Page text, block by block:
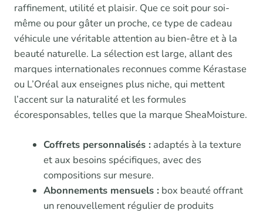
raffinement, utilité et plaisir. Que ce soit pour soi-
même ou pour gâter un proche, ce type de cadeau
véhicule une véritable attention au bien-être et à la
beauté naturelle. La sélection est large, allant des
marques internationales reconnues comme Kérastase
ou L’Oréal aux enseignes plus niche, qui mettent
l’accent sur la naturalité et les formules
écoresponsables, telles que la marque SheaMoisture.
Coffrets personnalisés :adaptés à la texture
et aux besoins spécifiques, avec des
compositions sur mesure.
Abonnements mensuels :box beauté offrant
un renouvellement régulier de produits